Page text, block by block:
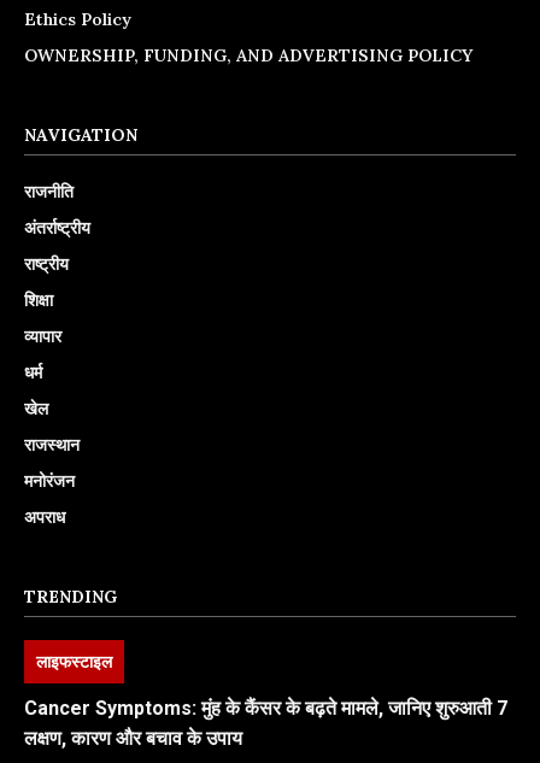
Ethics Policy
OWNERSHIP, FUNDING, AND ADVERTISING POLICY
NAVIGATION
राजनीति
अंतर्राष्ट्रीय
राष्ट्रीय
शिक्षा
व्यापार
धर्म
खेल
राजस्थान
मनोरंजन
अपराध
TRENDING
लाइफस्टाइल
Cancer Symptoms: मुंह के कैंसर के बढ़ते मामले, जानिए शुरुआती 7
लक्षण, कारण और बचाव के उपाय